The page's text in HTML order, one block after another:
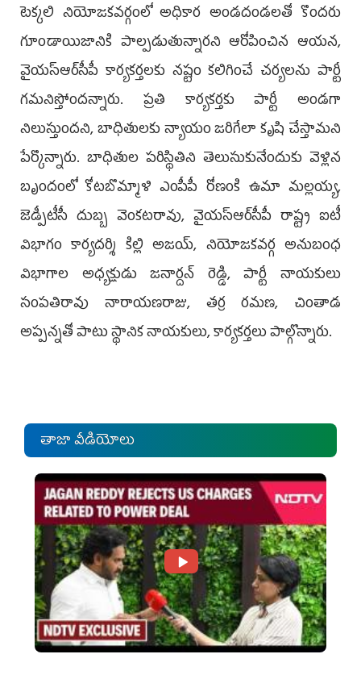
టెక్కలి నియోజకవర్గంలో అధికార అండదండలతో కొందరు
గూండాయిజానికి పాల్పడుతున్నారని ఆరోపించిన ఆయన,
వైయ‌స్ఆర్‌సీపీ కార్యకర్తలకు నష్టం కలిగించే చర్యలను పార్టీ
గమనిస్తోందన్నారు. ప్రతి కార్యకర్తకు పార్టీ అండగా
నిలుస్తుందని, బాధితులకు న్యాయం జరిగేలా కృషి చేస్తామని
పేర్కొన్నారు. బాధితుల పరిస్థితిని తెలుసుకునేందుకు వెళ్లిన
బృందంలో కోటబొమ్మాళి ఎంపీపీ రోణంకి ఉమా మల్లయ్య,
జెడ్పీటీసీ దుబ్బ వెంకటరావు, వైయ‌స్ఆర్‌సీపీ రాష్ట్ర ఐటీ
విభాగం కార్యదర్శి కిల్లి అజయ్, నియోజకవర్గ అనుబంధ
విభాగాల అధ్యక్షుడు జనార్దన్ రెడ్డి, పార్టీ నాయకులు
సంపతిరావు నారాయణరాజు, తర్ర రమణ, చింతాడ
అప్పన్నతో పాటు స్థానిక నాయకులు, కార్యకర్తలు పాల్గొన్నారు.
తాజా వీడియోలు